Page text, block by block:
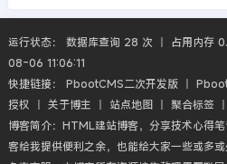
运行状态： 数据库查询 28 次 丨 占用内存
08-06 11:06:11
快捷链接： PbootCMS二次开发版丨
授权 丨 关于博主 丨 站点地图丨 聚合标签丨
博客简介：HTML建站博客，分享技术心得
客给我提供便利之余，也能给大家一些或多或